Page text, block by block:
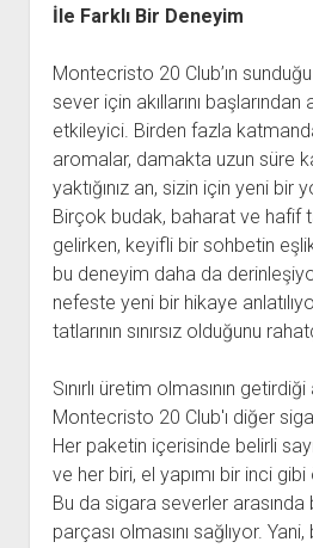
İle Farklı Bir Deneyim
Montecristo 20 Club’ın
sever için akıllarını
etkileyici. Birden fazla
aromalar, damakta uzun süre
yaktığınız an, sizin için yeni bir
Birçok budak, baharat ve hafif
gelirken, keyifli bir sohbetin
bu deneyim daha da
nefeste yeni bir hikaye
tatlarının sınırsız olduğunu
Sınırlı üretim olmasının getirdiği
Montecristo 20 Club'ı diğer
Her paketin içerisinde belirli
ve her biri, el yapımı bir inci gibi
Bu da sigara severler
parçası olmasını sağlıyor.